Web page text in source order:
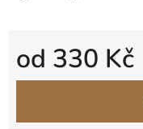
od 330 Kč
Měrná cena: